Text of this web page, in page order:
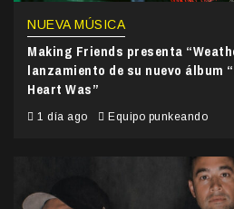
NUEVA MÚSICA
Making Friends presenta
lanzamiento de su nuevo álbum
Heart Was”
1 día ago Equipo punkeando